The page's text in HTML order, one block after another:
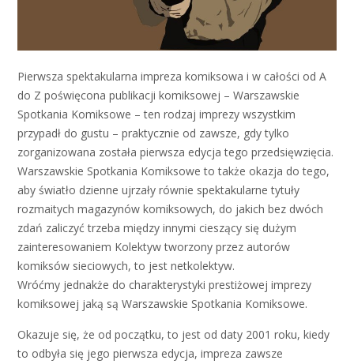
Pierwsza spektakularna impreza komiksowa i w całości od A
do Z poświęcona publikacji komiksowej – Warszawskie
Spotkania Komiksowe – ten rodzaj imprezy wszystkim
przypadł do gustu – praktycznie od zawsze, gdy tylko
zorganizowana została pierwsza edycja tego przedsięwzięcia.
Warszawskie Spotkania Komiksowe to także okazja do tego,
aby światło dzienne ujrzały równie spektakularne tytuły
rozmaitych magazynów komiksowych, do jakich bez dwóch
zdań zaliczyć trzeba między innymi cieszący się dużym
zainteresowaniem Kolektyw tworzony przez autorów
komiksów sieciowych, to jest netkolektyw.
Wróćmy jednakże do charakterystyki prestiżowej imprezy
komiksowej jaką są Warszawskie Spotkania Komiksowe.
Okazuje się, że od początku, to jest od daty 2001 roku, kiedy
to odbyła się jego pierwsza edycja, impreza zawsze